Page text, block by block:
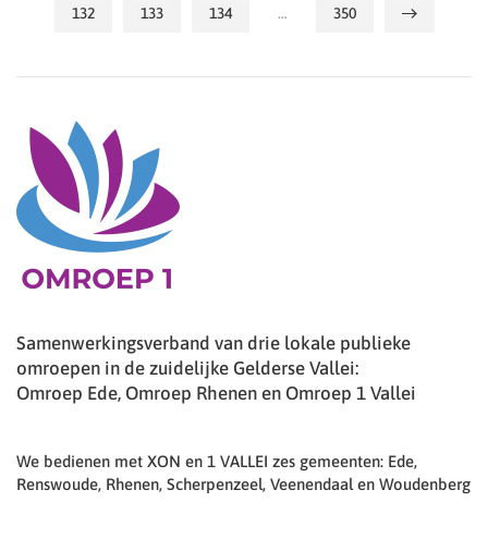
132 133 134 … 350
Samenwerkingsverband van drie lokale publieke
omroepen in de zuidelijke Gelderse Vallei:
Omroep Ede, Omroep Rhenen en Omroep 1 Vallei
We bedienen met XON en 1 VALLEI zes gemeenten: Ede,
Renswoude, Rhenen, Scherpenzeel, Veenendaal en Woudenberg